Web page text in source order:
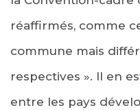
réaffirmés, comme
commune mais
respectives ». Il en
entre les pays